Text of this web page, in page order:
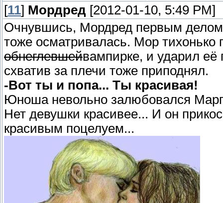
[11] Мордред [2012-01-10, 5:49 PM]
Очнувшись, Мордред первым делом
тоже осматривалась. Мор тихонько
обнеглевшейвампирке, и ударил её
схватив за плечи тоже приподнял.
-Вот ты и попа... Ты красивая!
Юноша невольно залюбовался
Нет девушки красивее... И он
красивым поцелуем...